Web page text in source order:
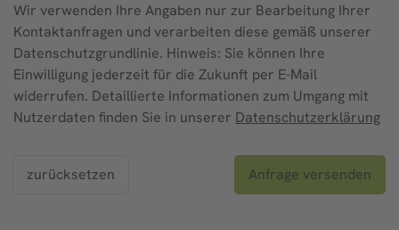
Wir verwenden Ihre Angaben nur zur Bearbeitung Ihrer
Kontaktanfragen und verarbeiten diese gemäß unserer
Datenschutzgrundlinie. Hinweis: Sie können Ihre
Einwilligung jederzeit für die Zukunft per E-Mail
widerrufen. Detaillierte Informationen zum Umgang mit
Nutzerdaten finden Sie in unserer Datenschutzerklärung
Anfrage versenden
zurücksetzen